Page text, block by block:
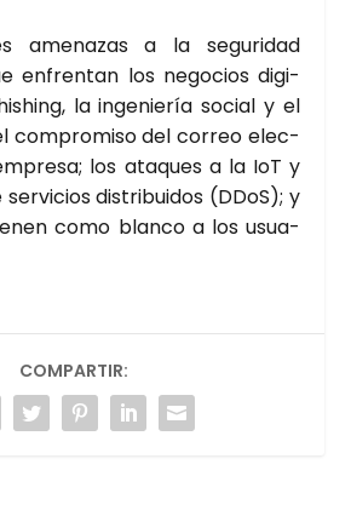
ame­na­zas a la segu­ri­dad
enfren­tan los nego­cios digi­
la inge­nie­ría social y el
com­pro­mi­so del correo elec­
los ata­ques a la IoT y
dis­tri­bui­dos (DDoS); y
como blan­co a los usua­
COMPARTIR: